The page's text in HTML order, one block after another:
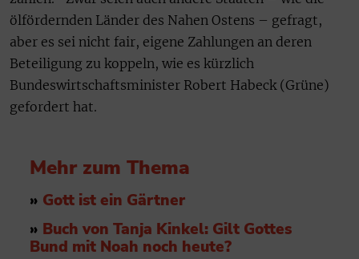
ölfördernden Länder des Nahen Ostens – gefragt,
aber es sei nicht fair, eigene Zahlungen an deren
Beteiligung zu koppeln, wie es kürzlich
Bundeswirtschaftsminister Robert Habeck (Grüne)
gefordert hat.
Mehr zum Thema
» Gott ist ein Gärtner
» Buch von Tanja Kinkel: Gilt Gottes
Bund mit Noah noch heute?